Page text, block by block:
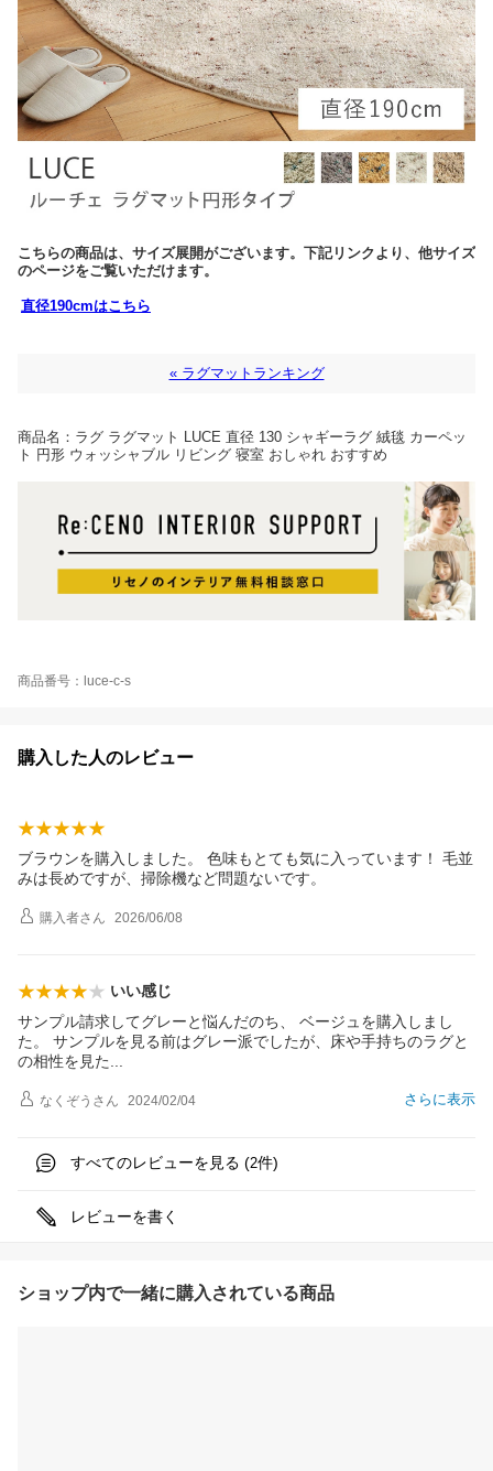
こちらの商品は、サイズ展開がございます。下記リンクより、他サイズ
のページをご覧いただけます。
直径190cmはこちら
« ラグマットランキング
商品名： ラグ ラグマット LUCE 直径 130 シャギーラグ 絨毯 カーペッ
ト 円形 ウォッシャブル リビング 寝室 おしゃれ おすすめ
商品番号：luce-c-s
購入した人のレビュー
ブラウンを購入しました。 色味もとても気に入っています！ 毛並
みは長めですが、掃除機など問題ないです。
購入者さん 2026/06/08
いい感じ
サンプル請求してグレーと悩んだのち、 ベージュを購入しまし
た。 サンプルを見る前はグレー派でしたが、床や手持ちのラグと
の相性を見た
さらに表示
なくぞう さん 2024/02/04
すべてのレビューを見る (2件)
レビューを書く
ショップ内で一緒に購入されている商品